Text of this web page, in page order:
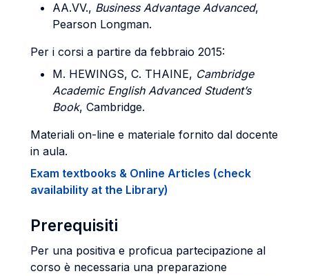
AA.VV., Business Advantage Advanced,
Pearson Longman.
Per i corsi a partire da febbraio 2015:
M. HEWINGS, C. THAINE, Cambridge
Academic English Advanced Student’s
Book, Cambridge.
Materiali on-line e materiale fornito dal docente
in aula.
Exam textbooks & Online Articles (check
availability at the Library)
Prerequisiti
Per una positiva e proficua partecipazione al
corso è necessaria una preparazione